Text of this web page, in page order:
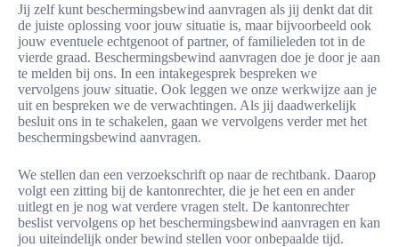
Jij zelf kunt beschermingsbewind aanvragen als jij denkt dat dit
de juiste oplossing voor jouw situatie is, maar bijvoorbeeld ook
jouw eventuele echtgenoot of partner, of familieleden tot in de
vierde graad. Beschermingsbewind aanvragen doe je door je aan
te melden bij ons. In een intakegesprek bespreken we
vervolgens jouw situatie. Ook leggen we onze werkwijze aan je
uit en bespreken we de verwachtingen. Als jij daadwerkelijk
besluit ons in te schakelen, gaan we vervolgens verder met het
beschermingsbewind aanvragen.
We stellen dan een verzoekschrift op naar de rechtbank. Daarop
volgt een zitting bij de kantonrechter, die je het een en ander
uitlegt en je nog wat verdere vragen stelt. De kantonrechter
beslist vervolgens op het beschermingsbewind aanvragen en kan
jou uiteindelijk onder bewind stellen voor onbepaalde tijd.